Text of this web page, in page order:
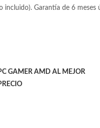
Garantía de 6
GAMER AMD AL MEJOR